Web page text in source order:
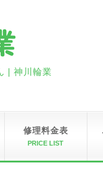
| 神川輪業
修理料金表
PRICE LIST